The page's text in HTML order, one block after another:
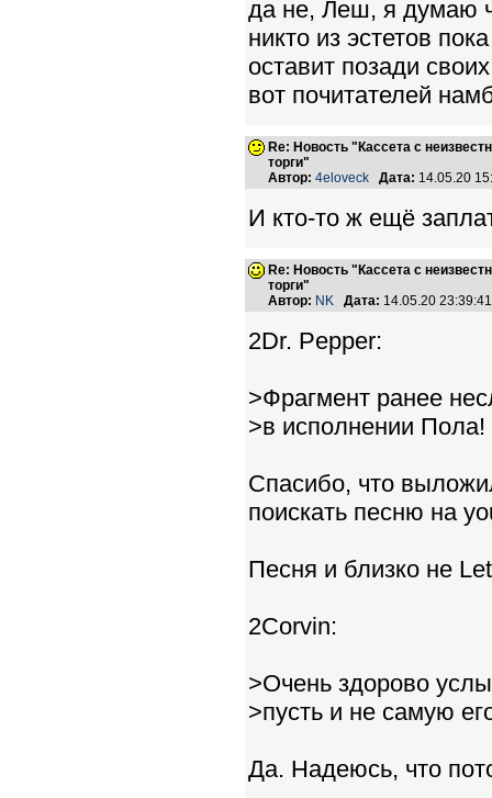
да не, Леш, я думаю
никто из эстетов
оставит позади
вот почитателей
Re: Новость "Кассета с
торги"
Автор: 4eloveck Дата: 14.05.20
И кто-то ж ещё
Re: Новость "Кассета с
торги"
Автор: NK Дата: 14.05.20
2Dr. Pepper:
>Фрагмент ранее
>в исполнении Пола!
Спасибо, что
поискать песню на
Песня и близко не
2Corvin:
>Очень здорово
>пусть и не самую
Да. Надеюсь, что